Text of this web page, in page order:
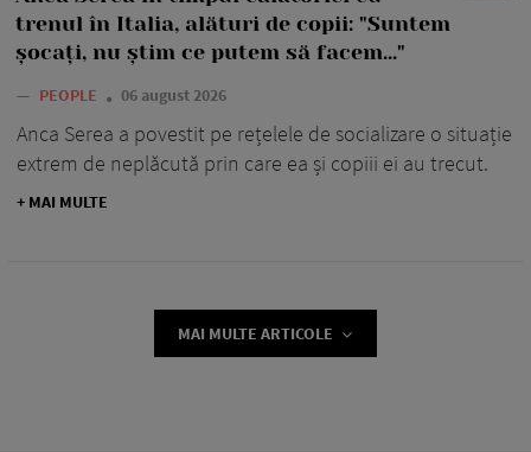
trenul în Italia, alături de copii: "Suntem
șocați, nu știm ce putem să facem..."
— PEOPLE 06 august 2026
Anca Serea a povestit pe rețelele de socializare o situație
extrem de neplăcută prin care ea și copiii ei au trecut.
+ MAI MULTE
MAI MULTE ARTICOLE